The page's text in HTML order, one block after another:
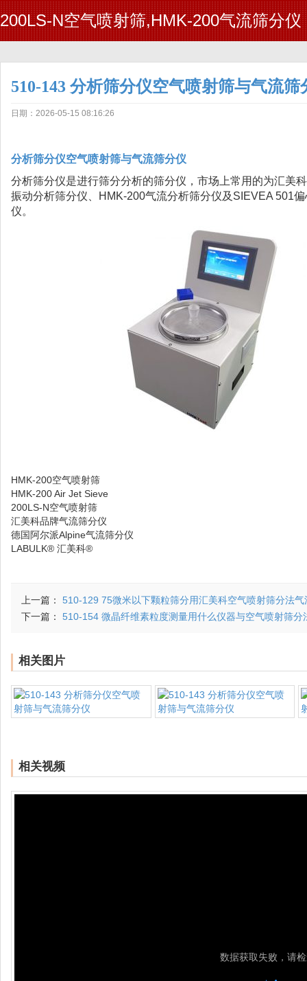
200LS-N空气喷射筛,HMK-200气流筛分仪
510-143 分析筛分仪空气喷射筛与气流筛
日期：2026-05-15 08:16:26
分析筛分仪空气喷射筛与气流筛分仪
分析筛分仪是进行筛分分析的筛分仪，市场上常用的为汇美
振动分析筛分仪、HMK-200气流分析筛分仪及SIEVEA 501
仪。
HMK-200空气喷射筛
HMK-200 Air Jet Sieve
200LS-N空气喷射筛
汇美科品牌气流筛分仪
德国阿尔派Alpine气流筛分仪
LABULK® 汇美科®
上一篇： 510-129 75微米以下颗粒筛分用汇美科空气喷射筛分法气
下一篇： 510-154 微晶纤维素粒度测量用什么仪器与空气喷射筛分
相关图片
相关视频